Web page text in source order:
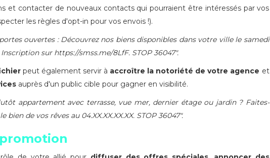
et contacter de nouveaux contacts qui pourraient être intéressés par vos
les règles d'opt-in pour vos envois !).
ouvertes : Découvrez nos biens disponibles dans votre ville le samedi
sur https://smss.me/8LfF. STOP 36047".
peut également servir à accroître la notoriété de votre agence et
auprès d'un public cible pour gagner en visibilité.
appartement avec terrasse, vue mer, dernier étage ou jardin ? Faites-
de vos rêves au 04.XX.XX.XX.XX. STOP 36047".
promotion